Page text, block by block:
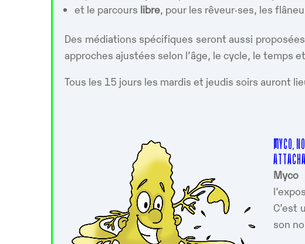
et le parcours libre, pour les rêveur·ses, les
Des médiations spécifiques seront aussi
approches ajustées selon l’âge, le cycle, le temps
Tous les 15 jours les mardis et jeudis soirs auront
MYCO,
Myco
C’est
son